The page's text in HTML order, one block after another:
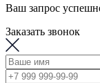
Ваш запрос
Заказать звонок